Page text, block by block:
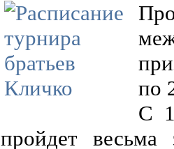
по
С
пройдет